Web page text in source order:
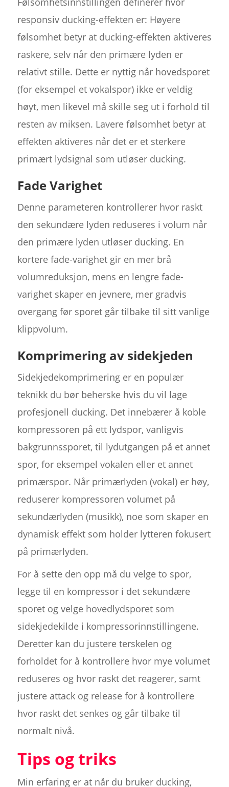
responsiv ducking-effekten er: Høyere
følsomhet betyr at ducking-effekten aktiveres
raskere, selv når den primære lyden er
relativt stille. Dette er nyttig når hovedsporet
(for eksempel et vokalspor) ikke er veldig
høyt, men likevel må skille seg ut i forhold til
resten av miksen. Lavere følsomhet betyr at
effekten aktiveres når det er et sterkere
primært lydsignal som utløser ducking.
Fade Varighet
Denne parameteren kontrollerer hvor raskt
den sekundære lyden reduseres i volum når
den primære lyden utløser ducking. En
kortere fade-varighet gir en mer brå
volumreduksjon, mens en lengre fade-
varighet skaper en jevnere, mer gradvis
overgang før sporet går tilbake til sitt vanlige
klippvolum.
Komprimering av sidekjeden
Sidekjedekomprimering er en populær
teknikk du bør beherske hvis du vil lage
profesjonell ducking. Det innebærer å koble
kompressoren på ett lydspor, vanligvis
bakgrunnssporet, til lydutgangen på et annet
spor, for eksempel vokalen eller et annet
primærspor. Når primærlyden (vokal) er høy,
reduserer kompressoren volumet på
sekundærlyden (musikk), noe som skaper en
dynamisk effekt som holder lytteren fokusert
på primærlyden.
For å sette den opp må du velge to spor,
legge til en kompressor i det sekundære
sporet og velge hovedlydsporet som
sidekjedekilde i kompressorinnstillingene.
Deretter kan du justere terskelen og
forholdet for å kontrollere hvor mye volumet
reduseres og hvor raskt det reagerer, samt
justere attack og release for å kontrollere
hvor raskt det senkes og går tilbake til
normalt nivå.
Tips og triks
Min erfaring er at når du bruker ducking,